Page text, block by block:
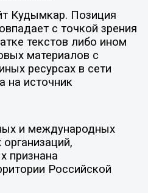
Кудымкар. Позиция
с точкой зрения
текстов либо ином
материалов с
ресурсах в сети
на источник
и международных
признана
Российской